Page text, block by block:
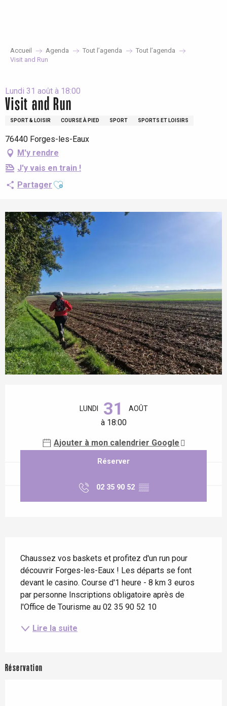
Accueil Agenda Tout l’agenda
Tout l’agenda
Visit and Run
Lundi 31 août à 18:00
Visit and Run
SPORT & LOISIR COURSE À PIED SPORT SPORTS ET LOISIRS
76440 Forges-les-Eaux
M'y rendre
J'y vais en train !
Partager Ajouter aux favoris
LUNDI 31 AOÛT
à 18:00
Ajouter à mon calendrier Google
Réserver
02 35 90 52 ▒▒
Chaussez vos baskets et profitez d'un run pour
découvrir Forges-les-Eaux ! Les départs se font
devant le casino. Course d'1 heure - 8 km 3 euros
par personne Inscriptions obligatoire après de
l'Office de Tourisme au 02 35 90 52 10
Lire la suite
Réservation